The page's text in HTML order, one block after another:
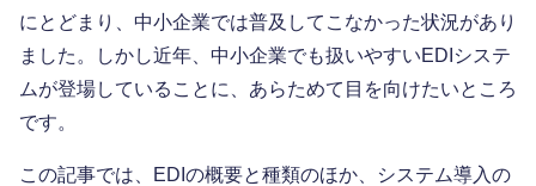
にとどまり、中小企業では普及してこなかった状況があり
ました。しかし近年、中小企業でも扱いやすいEDIシステ
ムが登場していることに、あらためて目を向けたいところ
です。
この記事では、EDIの概要と種類のほか、システム導入の